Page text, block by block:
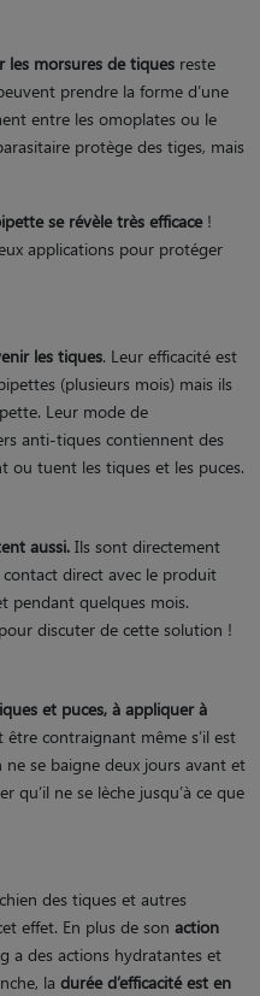
les morsures de tiques reste
prendre la forme d’une
entre les omoplates ou le
protège des tiges, mais
se révèle très efficace!
applications pour protéger
les tiques. Leur efficacité est
(plusieurs mois) mais ils
Leur mode de
anti-tiques contiennent des
ou tuent les tiques et les puces.
aussi. Ils sont directement
direct avec le produit
pendant quelques mois.
discuter de cette solution !
et puces, à appliquer à
être contraignant même s’il est
se baigne deux jours avant et
qu’il ne se lèche jusqu’à ce que
des tiques et autres
effet. En plus de son action
a des actions hydratantes et
la durée d’efficacité est en